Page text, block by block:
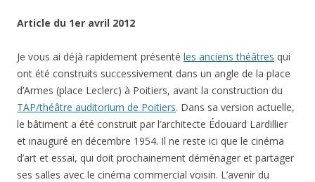
Article du 1er avril 2012
Je vous ai déjà rapidement présenté les anciens théâtres qui
ont été construits successivement dans un angle de la place
d’Armes (place Leclerc) à Poitiers, avant la construction du
TAP/théâtre auditorium de Poitiers. Dans sa version actuelle,
le bâtiment a été construit par l’architecte Édouard Lardillier
et inauguré en décembre 1954. Il ne reste ici que le cinéma
d’art et essai, qui doit prochainement déménager et partager
ses salles avec le cinéma commercial voisin. L’avenir du